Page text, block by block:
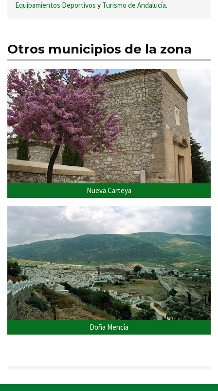
Equipamientos Deportivos y Turismo de Andalucía.
Otros municipios de la zona
Nueva Carteya
Doña Mencía